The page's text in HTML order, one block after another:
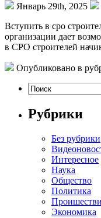
Январь 29th, 2025
Вступить в срo
организации дает
в СРО строителей
Опубликовано в
Рубрики
Без рубрики
Интересное
Наука
Общество
Политика
Экономика